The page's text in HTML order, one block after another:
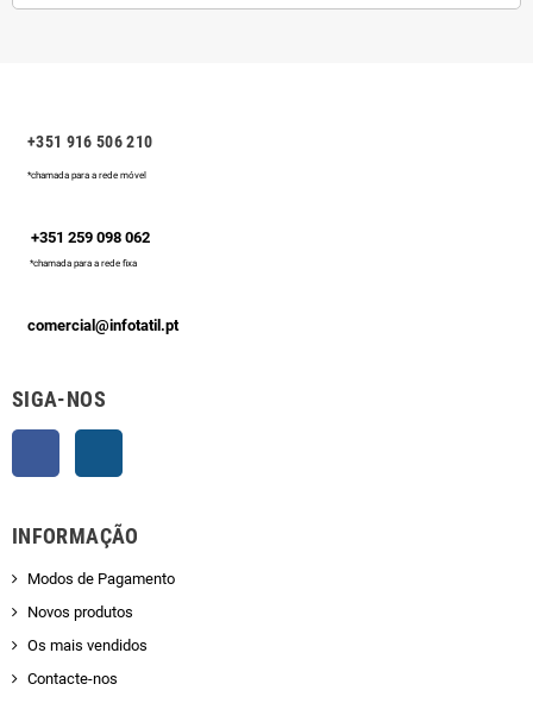
+351 916 506 210
*chamada para a rede móvel
+351 259 098 062
*chamada para a rede fixa
comercial@infotatil.pt
SIGA-NOS
Facebook
INFORMAÇÃO
Modos de Pagamento
Novos produtos
Os mais vendidos
Contacte-nos